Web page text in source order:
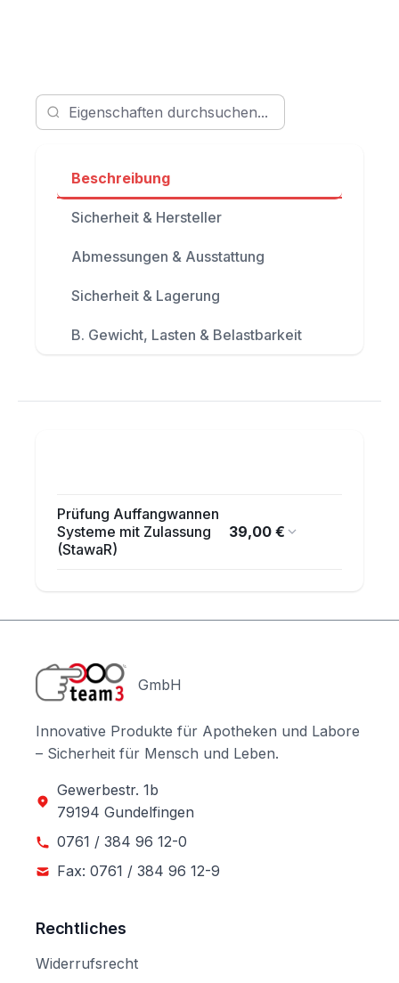
Beschreibung
Sicherheit & Hersteller
Abmessungen & Ausstattung
Sicherheit & Lagerung
B. Gewicht, Lasten & Belastbarkeit
Prüfung Auffangwannen
Systeme mit Zulassung
(StawaR)
39,00 €
GmbH
Innovative Produkte für Apotheken und Labore
– Sicherheit für Mensch und Leben.
Gewerbestr. 1b
79194 Gundelfingen
0761 / 384 96 12-0
Fax: 0761 / 384 96 12-9
Rechtliches
Widerrufsrecht